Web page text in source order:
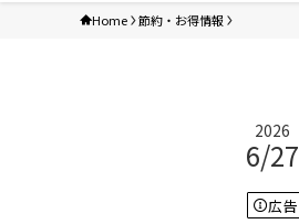
Home 節約・お得情報
2026
6/27
広告